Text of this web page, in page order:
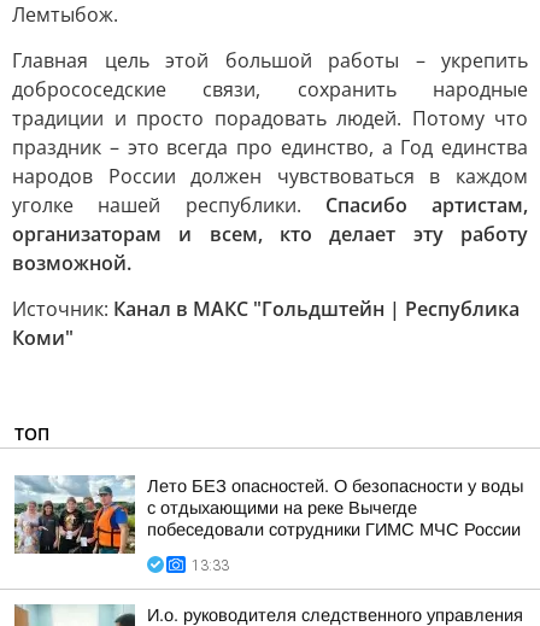
Лемтыбож.
Главная цель этой большой работы – укрепить
добрососедские связи, сохранить народные
традиции и просто порадовать людей. Потому что
праздник – это всегда про единство, а Год единства
народов России должен чувствоваться в каждом
уголке нашей республики. Спасибо артистам,
организаторам и всем, кто делает эту работу
возможной.
Источник: Канал в МАКС "Гольдштейн | Республика
Коми"
ТОП
Лето БЕЗ опасностей. О безопасности у воды
с отдыхающими на реке Вычегде
побеседовали сотрудники ГИМС МЧС России
13:33
И.о. руководителя следственного управления